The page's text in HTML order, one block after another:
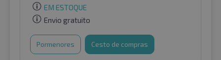
EM ESTOQUE
Envio gratuito
Pormenores Cesto de compras